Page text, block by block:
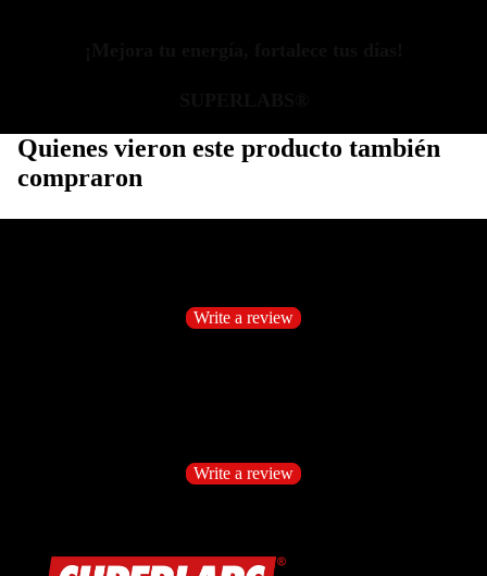
Quienes vieron este producto también
compraron
Write a review
Write a review